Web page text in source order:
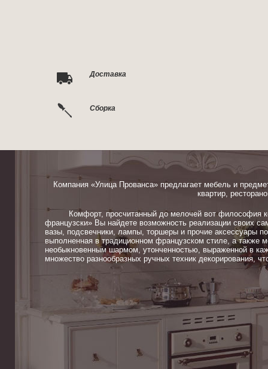
Доставка
Сборка
Компания «Улица Прованса» предлагает мебель и
квартир,
Комфорт, просчитанный до мелочей вот философия
французски» Вы найдете возможность реализации своих
вазы, подсвечники, лампы, торшеры и прочие аксессуары
выполненная в традиционном французском стиле, а также
необыкновенным шармом, утонченностью, выраженной в
множество разнообразных ручных техник декорирования,